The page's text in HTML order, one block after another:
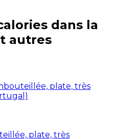
dans la
autres
plate, très
plate, très